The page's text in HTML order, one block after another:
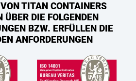
TITAN CONTAINERS
ÜBER DIE FOLGENDEN
BZW. ERFÜLLEN DIE
ANFORDERUNGEN